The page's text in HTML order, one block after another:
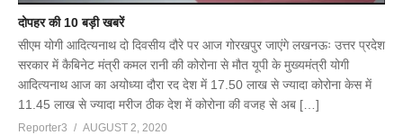
दोपहर की 10 बड़ी खबरें
सीएम योगी आदित्यनाथ दो दिवसीय दौरे पर आज गोरखपुर जाएंगे लखनऊः उत्तर प्रदेश
सरकार में कैबिनेट मंत्री कमल रानी की कोरोना से मौत यूपी के मुख्यमंत्री योगी
आदित्यनाथ आज का अयोध्या दौरा रद देश में 17.50 लाख से ज्यादा कोरोना केस में
11.45 लाख से ज्यादा मरीज ठीक देश में कोरोना की वजह से अब […]
Reporter3
AUGUST 2, 2020